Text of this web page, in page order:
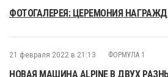
ФОТОГАЛЕРЕЯ: ЦЕРЕМОНИЯ
21 февраля 2022 в 21:13 ФОРМУЛА 1
НОВАЯ МАШИНА ALPINE В ДВУХ